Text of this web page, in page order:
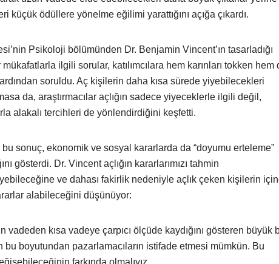
küçük ödüllere yönelme eğilimi yarattığını açığa çıkardı.
Psikoloji bölümünden Dr. Benjamin Vincent’ın tasarladığı
ilgili sorular, katılımcılara hem karınları tokken hem
soruldu. Aç kişilerin daha kısa sürede yiyebilecekleri
da, araştırmacılar açlığın sadece yiyeceklerle ilgili değil,
alakalı tercihleri de yönlendirdiğini keşfetti.
sonuç, ekonomik ve sosyal kararlarda da “doyumu erteleme”
gösterdi. Dr. Vincent açlığın kararlarımızı tahmin
ve dahası fakirlik nedeniyle açlık çeken kişilerin
alabileceğini düşünüyor:
kısa vadeye çarpıcı ölçüde kaydığını gösteren büyük
bu boyutundan pazarlamacıların istifade etmesi mümkün. Bu
farkında olmalıyız.